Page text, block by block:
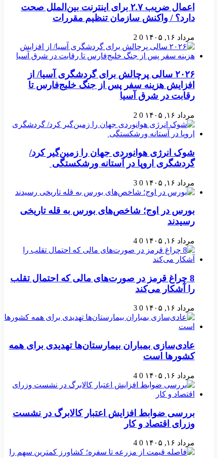
اعمال ضریب ۲.۷ برای اینترنت بین‌الملل صحت
دارد؟ / واکنش سازمان تنظیم مقررات
مرداد ۱۶, ۱۴۰۵ 0
2
۲۰۲۶ سالی پرچالش برای گردشگری آسیا/ از
افزایش هزینه سفر پس از جنگ خلیج‌فارس تا
رقابت در شرق آسیا
مرداد ۱۶, ۱۴۰۵ 0
2
شوک انرژی هوانوردی جهان را زمین‌گیر کرد/
گردشگری اروپا در آستانه ورشکستگی
مرداد ۱۶, ۱۴۰۵ 0
3
بورس در اوج؛ شاخص‌های بورس به قله تاریخی
رسیدند
مرداد ۱۶, ۱۴۰۵ 0
4
8 چراغ قرمز در صورت‌های مالی که احتمال تقلب
را آشکار می‌کند
مرداد ۱۶, ۱۴۰۵ 0
3
عادی‌سازی بمباران بیمارستان‌ها تهدیدی برای همه
کشورها است
مرداد ۱۶, ۱۴۰۵ 0
4
بررسی ضوابط افزایش اعتبار کالابرگ در نشست
وزرای اقتصاد و کار
مرداد ۱۶, ۱۴۰۵ 0
4